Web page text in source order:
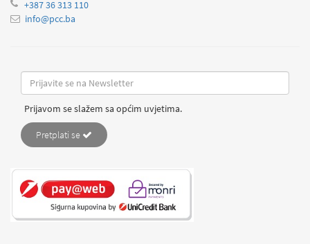
+387 36 313 110
info@pcc.ba
Prijavom se slažem sa općim uvjetima.
Pretplati se